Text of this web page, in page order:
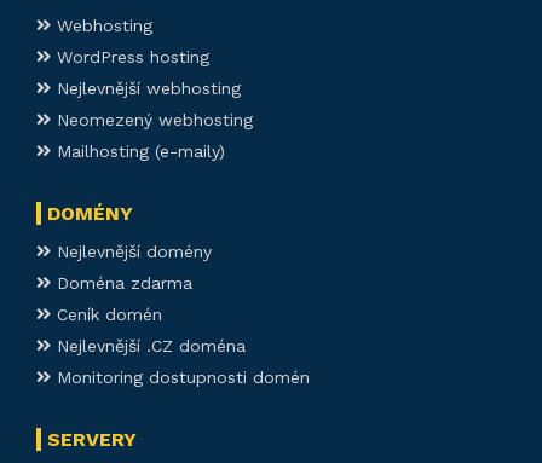
Webhosting
WordPress hosting
Nejlevnější webhosting
Neomezený webhosting
Mailhosting (e-maily)
DOMÉNY
Nejlevnější domény
Doména zdarma
Ceník domén
Nejlevnější .CZ doména
Monitoring dostupnosti domén
SERVERY